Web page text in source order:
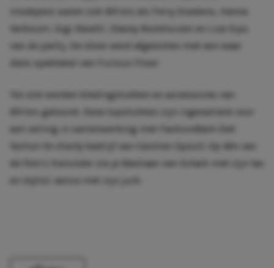
modepers waren ook BN’ers als Ferry Doedens, Hanna
Verboom, Gigi Ravelli, Stacey Rookhuizen en Liza Sips
van de partij. De show werd afgesloten met een waar
dans spektakel van Furious Flow!
Tot slot werden kledingstukken en accessoires van
BN’ers getoond. Deze topstukken zijn ingezameld voor
een veiling in samenwerking met FashionBash (het
bedrijf van Carolien Spoor). Op één van
de foto’s hieronder zie je Bastiaan van Schaik met zijn tas
en stylist Janice met zijn jurk.